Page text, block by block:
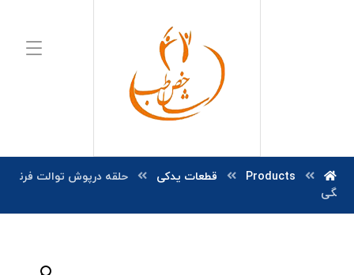
Products قطعات یدکی
حلقه درپوش توالت فرن
گی